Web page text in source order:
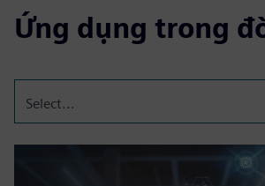
Ứng dụng trong
Select...